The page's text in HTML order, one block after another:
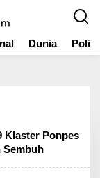
Dunia
Klaster Ponpes
Sembuh